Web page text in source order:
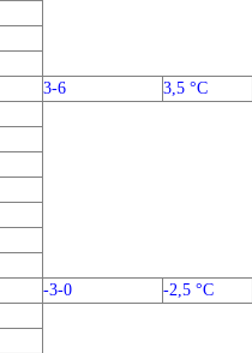
3-6 3,5 °C
-3-0 -2,5 °C